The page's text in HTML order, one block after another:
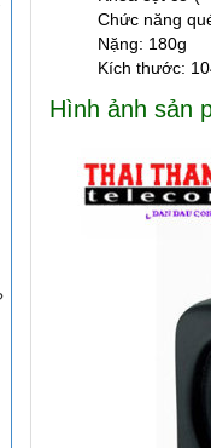
Chức năng
Nặng: 180g
Kích thước:
Hình ảnh sản